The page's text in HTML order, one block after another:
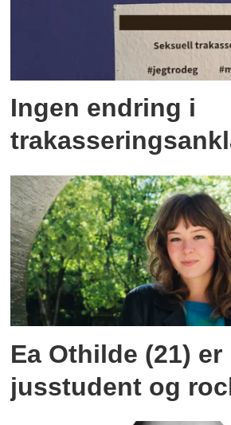
Ingen endring i
Ea Othilde (21) er
jusstudent og